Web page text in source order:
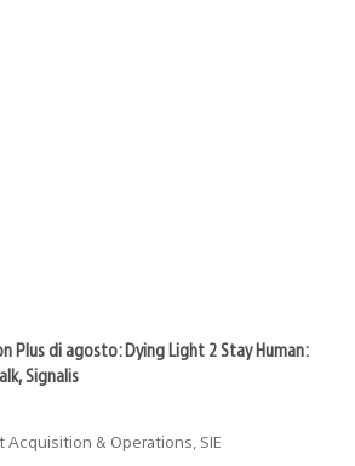
Plus di agosto: Dying Light 2 Stay Human:
Signalis
Acquisition & Operations, SIE